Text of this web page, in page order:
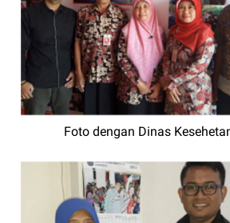
Foto dengan Dinas